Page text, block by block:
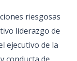
riesgosas
liderazgo de
ejecutivo de la